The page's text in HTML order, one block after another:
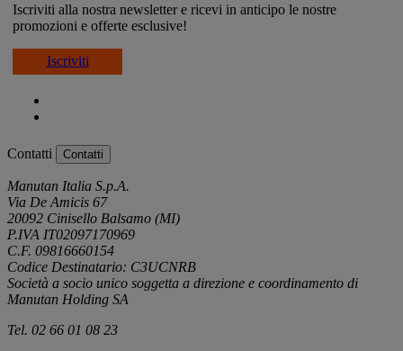
Iscriviti alla nostra newsletter e ricevi in anticipo le nostre
promozioni e offerte esclusive!
Iscriviti
Contatti Contatti
Manutan Italia S.p.A.
Via De Amicis 67
20092 Cinisello Balsamo (MI)
P.IVA IT02097170969
C.F. 09816660154
Codice Destinatario: C3UCNRB
Società a socio unico soggetta a direzione e coordinamento di
Manutan Holding SA
Tel. 02 66 01 08 23